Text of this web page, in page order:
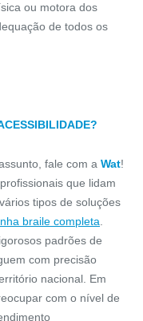
ou motora dos
de todos os
fale com a Wat!
que lidam
tipos de soluções
braile completa
padrões de
com precisão
nacional. Em
com o nível de